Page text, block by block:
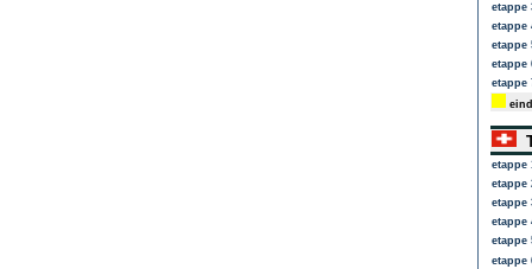
etappe
etappe
etappe
etappe
etappe
etappe
etappe
etappe
etappe
etappe
etappe